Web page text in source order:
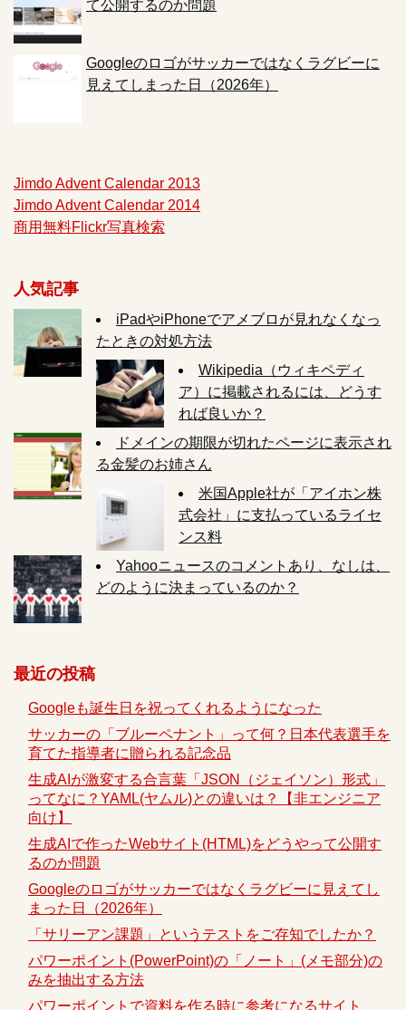
て公開するのか問題
Googleのロゴがサッカーではなくラグビーに
見えてしまった日（2026年）
Jimdo Advent Calendar 2013
Jimdo Advent Calendar 2014
商用無料Flickr写真検索
人気記事
iPadやiPhoneでアメブロが見れなくなっ
たときの対処方法
Wikipedia（ウィキペディ
ア）に掲載されるには、どうす
れば良いか？
ドメインの期限が切れたページに表示され
る金髪のお姉さん
米国Apple社が「アイホン株
式会社」に支払っているライセ
ンス料
Yahooニュースのコメントあり、なしは、
どのように決まっているのか？
最近の投稿
Googleも誕生日を祝ってくれるようになった
サッカーの「ブルーペナント」って何？日本代表選手を
育てた指導者に贈られる記念品
生成AIが激変する合言葉「JSON（ジェイソン）形式」
ってなに？YAML(ヤムル)との違いは？【非エンジニア
向け】
生成AIで作ったWebサイト(HTML)をどうやって公開す
るのか問題
Googleのロゴがサッカーではなくラグビーに見えてし
まった日（2026年）
「サリーアン課題」というテストをご存知でしたか？
パワーポイント(PowerPoint)の「ノート」(メモ部分)の
みを抽出する方法
パワーポイントで資料を作る時に参考になるサイト